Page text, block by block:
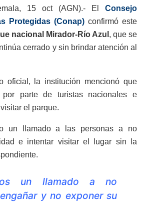
15 oct (AGN).- El Consejo
Protegidas (Conap) confirmó este
nacional Mirador-Río Azul , que se
cerrado y sin brindar atención al
oficial, la institución mencionó que
parte de turistas nacionales e
el parque.
un llamado a las personas a no
e intentar visitar el lugar sin la
un llamado a no
y no exponer su